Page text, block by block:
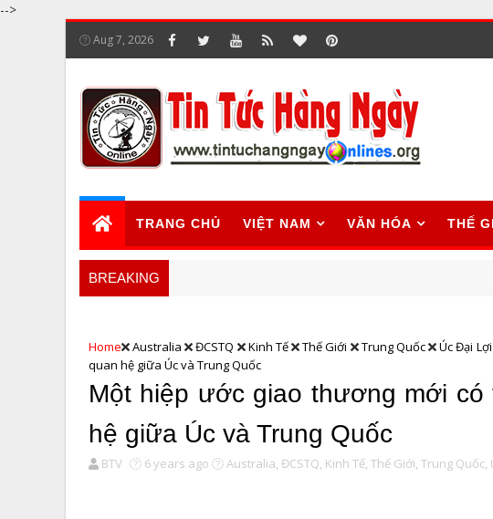
-->
Aug 7, 2026
TRANG CHỦ VIỆT NAM VĂN HÓA THẾ
BREAKING
Home Australia ĐCSTQ Kinh Tế Thế Giới Trung Quốc Úc Đại Lợi
quan hệ giữa Úc và Trung Quốc
Một hiệp ước giao thương mới có
hệ giữa Úc và Trung Quốc
BTV 6 years ago Australia, ĐCSTQ, Kinh Tế, Thế Giới, Trung Quốc,